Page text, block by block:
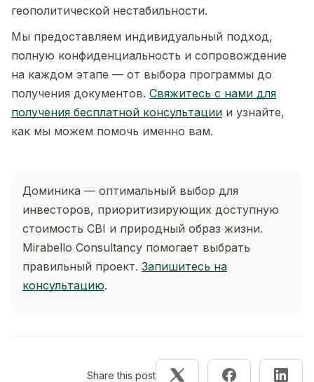
геополитической нестабильности.
Мы предоставляем индивидуальный подход,
полную конфиденциальность и сопровождение
на каждом этапе — от выбора программы до
получения документов. Свяжитесь с нами для
получения бесплатной консультации и узнайте,
как мы можем помочь именно вам.
Доминика — оптимальный выбор для
инвесторов, приоритизирующих доступную
стоимость CBI и природный образ жизни.
Mirabello Consultancy помогает выбрать
правильный проект. Запишитесь на
консультацию.
Share this post